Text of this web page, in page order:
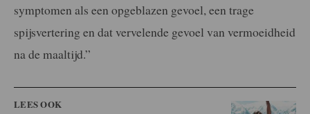
symptomen als een opgeblazen gevoel, een trage
spijsvertering en dat vervelende gevoel van vermoeidheid
na de maaltijd.”
LEES OOK